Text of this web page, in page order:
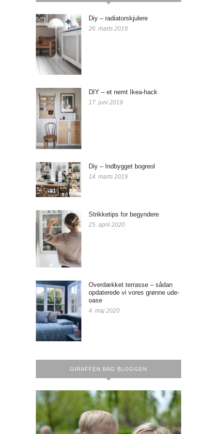
Diy – radiatorskjulere
26. marts 2019
DIY – et nemt Ikea-hack
17. juni 2019
Diy – Indbygget bogreol
14. marts 2019
Strikketips for begyndere
25. april 2020
Overdækket terrasse – sådan
opdaterede vi vores grønne ude-
oase
4. maj 2020
GIRAFFEN BAG BLOGGEN